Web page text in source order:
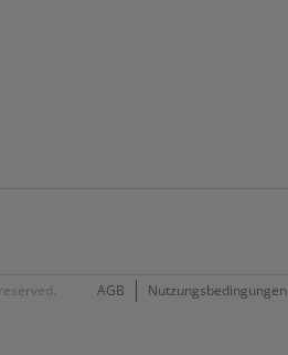
AGB Nutzungsbedingungen